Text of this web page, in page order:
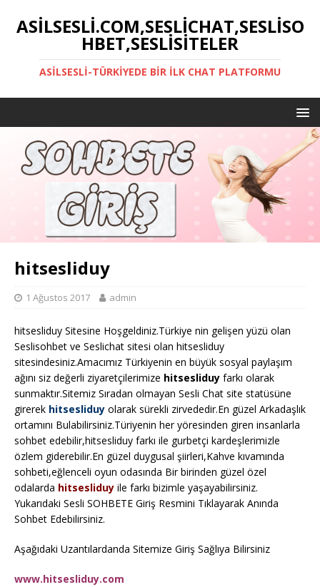
ASILSESLI.COM,SESLICHAT,SESLISO
HBET,SESLISITELER
ASILSESLI-TÜRKIYEDE BIR İLK CHAT PLATFORMU
hitsesliduy
1 Ağustos 2017 admin
hitsesliduy Sitesine Hoşgeldiniz.Türkiye nin gelişen yüzü olan
Seslisohbet ve Seslichat sitesi olan hitsesliduy
sitesindesiniz.Amacımız Türkiyenin en büyük sosyal paylaşım
ağını siz değerli ziyaretçilerimize hitsesliduy farkı olarak
sunmaktır.Sitemiz Sıradan olmayan Sesli Chat site statüsüne
girerek hitsesliduy olarak sürekli zirvededir.En güzel Arkadaşlık
ortamını Bulabilirsiniz.Türiyenin her yöresinden giren insanlarla
sohbet edebilir,hitsesliduy farkı ile gurbetçi kardeşlerimizle
özlem giderebilir.En güzel duygusal şiirleri,Kahve kıvamında
sohbeti,eğlenceli oyun odasında Bir birinden güzel özel
odalarda hitsesliduy ile farkı bizimle yaşayabilirsiniz.
Yukarıdaki Sesli SOHBETE Giriş Resmini Tıklayarak Anında
Sohbet Edebilirsiniz.
Aşağıdaki Uzantılardanda Sitemize Giriş Sağlıya Bilirsiniz
www.hitsesliduy.com